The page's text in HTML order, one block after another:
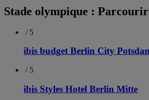
Stade olympique :
/ 5
ibis budget Berlin City
/ 5
ibis Styles Hotel Berlin Mitte